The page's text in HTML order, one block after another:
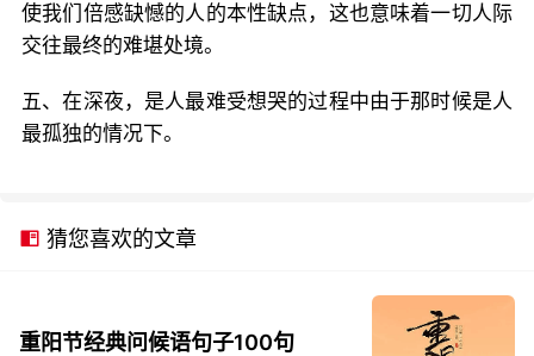
使我们倍感缺憾的人的本性缺点，这也意味着一切人际
交往最终的难堪处境。
五、在深夜，是人最难受想哭的过程中由于那时候是人
最孤独的情况下。
猜您喜欢的文章
重阳节经典问候语句子100句